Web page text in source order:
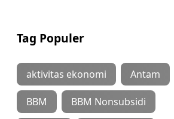
Tag Populer
aktivitas ekonomi Antam
BBM BBM Nonsubsidi